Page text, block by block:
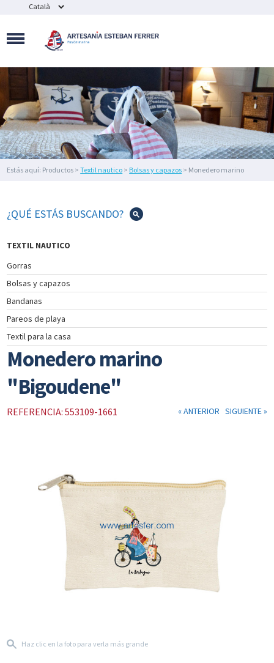
NAVALES
SOUVENIR
Y
BISUTERÍA
FIGURAS
DE
DECORACIÓN
NÁUTICA
Y
FAROS
HOGAR
MARINE
NÁUTICA
INSTRUMENTOS
DE
NAVEGACIÓN
TEXTIL
NAUTICO
CATÁLOGO
NOSOTROS
PROMOCIONES
NOVEDADES
COLECCIÓN
Estás aquí: Productos >Textil nautico > Bolsas y capazos > Monedero marino
¿QUÉ ESTÁS BUSCANDO?
TEXTIL NAUTICO
Gorras
Bolsas y capazos
Bandanas
Pareos de playa
Textil para la casa
Monedero marino
"Bigoudene"
REFERENCIA: 553109-1661 « ANTERIOR SIGUIENTE »
Haz clic en la foto para verla más grande